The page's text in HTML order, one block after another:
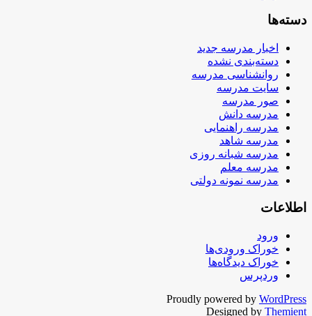
دسته‌ها
اخبار مدرسه جدید
دسته‌بندی نشده
روانشناسی مدرسه
سایت مدرسه
صور مدرسه
مدرسه دانش
مدرسه راهنمایی
مدرسه شاهد
مدرسه شبانه روزی
مدرسه معلم
مدرسه نمونه دولتی
اطلاعات
ورود
خوراک ورودی‌ها
خوراک دیدگاه‌ها
وردپرس
Proudly powered by WordPress
Designed by Themient